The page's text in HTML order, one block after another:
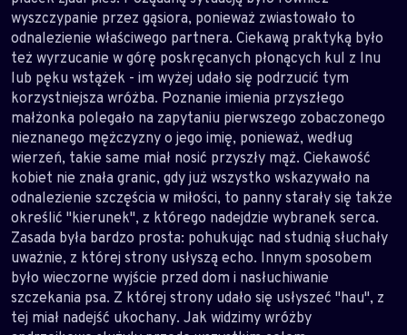
wyszczypanie przez gąsiora, ponieważ zwiastowało to
odnalezienie właściwego partnera. Ciekawą praktyką było
też wyrzucanie w górę poskręcanych płonących kul z lnu
lub pęku wstążek - im wyżej udało się podrzucić tym
korzystniejsza wróżba. Poznanie imienia przyszłego
małżonka polegało na zapytaniu pierwszego zobaczonego
nieznanego mężczyzny o jego imię, ponieważ, według
wierzeń, takie same miał nosić przyszły mąż. Ciekawość
kobiet nie znała granic, gdy już wszystko wskazywało na
odnalezienie szczęścia w miłości, to panny starały się także
określić "kierunek", z którego nadejdzie wybranek serca.
Zasada była bardzo prosta: pohukując nad studnią słuchały
uważnie, z której strony usłyszą echo. Innym sposobem
było wieczorne wyjście przed dom i nasłuchiwanie
szczekania psa. Z której strony udało się usłyszeć "hau", z
tej miał nadejść ukochany. Jak widzimy wróżby